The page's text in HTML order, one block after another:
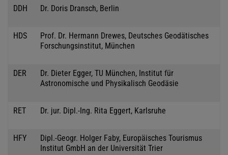
DDH Dr. Doris Dransch, Berlin
HDS
Prof. Dr. Hermann Drewes, Deutsches Geodätisches
Forschungsinstitut, München
DER
Dr. Dieter Egger, TU München, Institut für
Astronomische und Physikalisch Geodäsie
RET Dr. jur. Dipl.-Ing. Rita Eggert, Karlsruhe
HFY
Dipl.-Geogr. Holger Faby, Europäisches Tourismus
Institut GmbH an der Universität Trier